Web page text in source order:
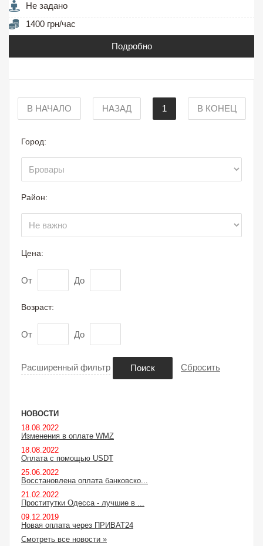
Не задано
1400 грн/час
Подробно
В НАЧАЛО НАЗАД 1 В КОНЕЦ
Город:
Район:
Цена:
От До
Возраст:
От До
Расширенный фильтр Поиск Сбросить
НОВОСТИ
18.08.2022
Изменения в оплате WMZ
18.08.2022
Оплата с помощью USDT
25.06.2022
Восстановлена оплата банковско...
21.02.2022
Проститутки Одесса - лучшие в ...
09.12.2019
Новая оплата через ПРИВАТ24
Смотреть все новости »